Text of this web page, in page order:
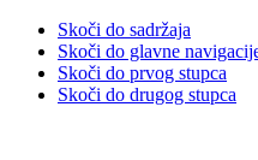
Skoči do sadržaja
Skoči do glavne
Skoči do prvog stupca
Skoči do drugog stupca